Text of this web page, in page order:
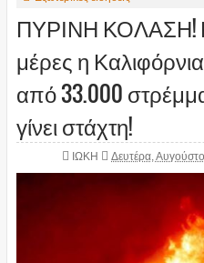
ΠΥΡΙΝΗ ΚΟΛΑΣΗ!
μέρες η
από 33.000
γίνει στάχτη!
ΙΩΚΗ Δευτέρα,